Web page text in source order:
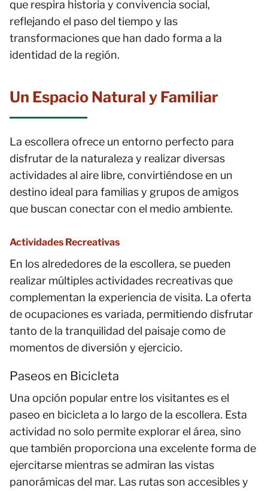
que respira historia y convivencia social,
reflejando el paso del tiempo y las
transformaciones que han dado forma a la
identidad de la región.
Un Espacio Natural y Familiar
La escollera ofrece un entorno perfecto para
disfrutar de la naturaleza y realizar diversas
actividades al aire libre, convirtiéndose en un
destino ideal para familias y grupos de amigos
que buscan conectar con el medio ambiente.
Actividades Recreativas
En los alrededores de la escollera, se pueden
realizar múltiples actividades recreativas que
complementan la experiencia de visita. La oferta
de ocupaciones es variada, permitiendo disfrutar
tanto de la tranquilidad del paisaje como de
momentos de diversión y ejercicio.
Paseos en Bicicleta
Una opción popular entre los visitantes es el
paseo en bicicleta a lo largo de la escollera. Esta
actividad no solo permite explorar el área, sino
que también proporciona una excelente forma de
ejercitarse mientras se admiran las vistas
panorámicas del mar. Las rutas son accesibles y